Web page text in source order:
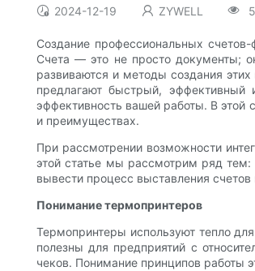
2024-12-19 ZYWELL
Создание профессиональных
Счета — это не просто документы;
развиваются и методы создания
предлагают быстрый, эффективный
эффективность вашей работы. В
и преимуществах.
При рассмотрении возможности
этой статье мы рассмотрим ряд тем:
вывести процесс выставления
Понимание термопринтеров
Термопринтеры используют тепло
полезны для предприятий с
чеков. Понимание принципов работы